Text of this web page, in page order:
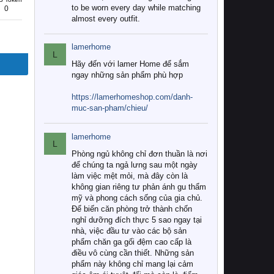
0
to be worn every day while matching
almost every outfit.
L
lamerhome
Hãy đến với lamer Home để sắm
ngay những sản phẩm phù hợp
https://lamerhomeshop.com/danh-
muc-san-pham/chieu/
L
lamerhome
Phòng ngủ không chỉ đơn thuần là nơi
để chúng ta ngả lưng sau một ngày
làm việc mệt mỏi, mà đây còn là
không gian riêng tư phản ánh gu thẩm
mỹ và phong cách sống của gia chủ.
Để biến căn phòng trở thành chốn
nghỉ dưỡng đích thực 5 sao ngay tại
nhà, việc đầu tư vào các bộ sản
phẩm chăn ga gối đệm cao cấp là
điều vô cùng cần thiết. Những sản
phẩm này không chỉ mang lại cảm